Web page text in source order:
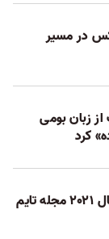
در مسیر
زبان بومی
کرد